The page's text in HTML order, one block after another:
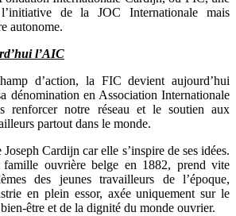
de la JOC Internationale mais
autonome.
l’AIC
d’action, la FIC devient aujourd’hui
dénomination en Association Internationale
renforcer notre réseau et le soutien aux
partout dans le monde.
Cardijn car elle s’inspire de ses idées.
ouvrière belge en 1882, prend vite
des jeunes travailleurs de l’époque,
en plein essor, axée uniquement sur le
être et de la dignité du monde ouvrier.